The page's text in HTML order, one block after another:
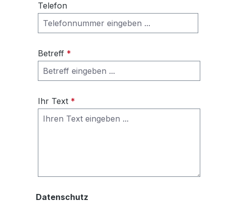
Telefon
Betreff *
Ihr Text *
Datenschutz